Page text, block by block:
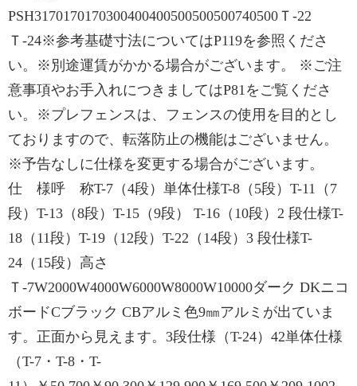
PSH3170170170300400400500500500740500Ｔ-22
Ｔ-24※参考基礎寸法についてはP119を参照くださ
い。※別途運賃がかかる場合がございます。 ※ご注
意事項やお手入れにつきましてはP81をご覧くださ
い。※プレフェンスは、フェンスの使用を目的とし
ておりますので、転落防止の機能はございません。
※予告なしに仕様を変更する場合がございます。
仕 様呼 称T-7（4段）単体仕様T-8（5段）T-11（7
段）T-13（8段）T-15（9段） T-16（10段）2 段仕様T-
18（11段）T-19（12段）T-22（14段）3 段仕様T-
24（15段）高さ
Ｔ-7W2000W4000W6000W8000W10000ダーク DKニコ
ボードCブラック CBアルミ色9㎜アルミが出ていま
す。正面から見えます。3段仕様（T-24）42単体仕様
（T-7・T-8・T-